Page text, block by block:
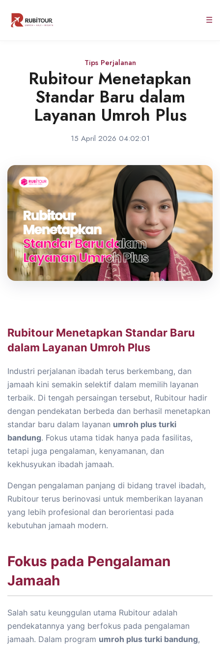
☰
Tips Perjalanan
Rubitour Menetapkan
Standar Baru dalam
Layanan Umroh Plus
15 April 2026 04:02:01
Rubitour Menetapkan Standar Baru
dalam Layanan Umroh Plus
Industri perjalanan ibadah terus berkembang, dan
jamaah kini semakin selektif dalam memilih layanan
terbaik. Di tengah persaingan tersebut, Rubitour hadir
dengan pendekatan berbeda dan berhasil menetapkan
standar baru dalam layanan umroh plus turki
bandung. Fokus utama tidak hanya pada fasilitas,
tetapi juga pengalaman, kenyamanan, dan
kekhusyukan ibadah jamaah.
Dengan pengalaman panjang di bidang travel ibadah,
Rubitour terus berinovasi untuk memberikan layanan
yang lebih profesional dan berorientasi pada
kebutuhan jamaah modern.
Fokus pada Pengalaman
Jamaah
Salah satu keunggulan utama Rubitour adalah
pendekatannya yang berfokus pada pengalaman
jamaah. Dalam program umroh plus turki bandung,